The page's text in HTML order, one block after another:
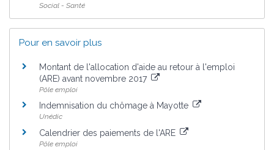
Social - Santé
Pour en savoir plus
Montant de l'allocation d'aide au retour à l'emploi
(ARE) avant novembre 2017
Pôle emploi
Indemnisation du chômage à Mayotte
Unédic
Calendrier des paiements de l'ARE
Pôle emploi